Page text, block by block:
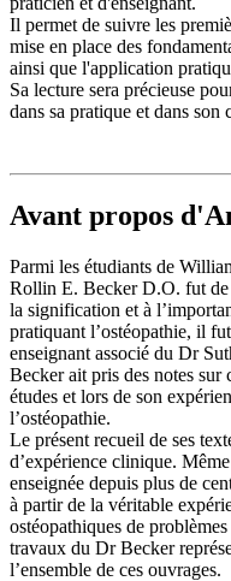
Il permet de suivre les
mise en place des
ainsi que l'application
Sa lecture sera précieuse
dans sa pratique et dans son
Avant propos
Parmi les étudiants de
Rollin E. Becker D.O. fut de
la signification et à
pratiquant l’ostéopathie, il
enseignant associé du Dr
Becker ait pris des notes sur
études et lors de son
l’ostéopathie.
Le présent recueil de ses
d’expérience clinique.
enseignée depuis plus de
à partir de la véritable
ostéopathiques de
travaux du Dr Becker
l’ensemble de ces ouvrages.